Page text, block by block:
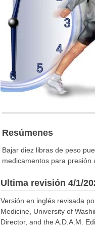
Resúmenes
Bajar diez libras de peso
medicamentos para presión
Ultima revisión 4/1/
Versión en inglés revisada
Medicine, University of
Director, and the A.D.A.M.